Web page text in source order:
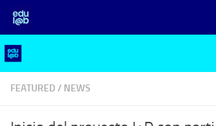
Saltar al contenido
FEATURED / NEWS